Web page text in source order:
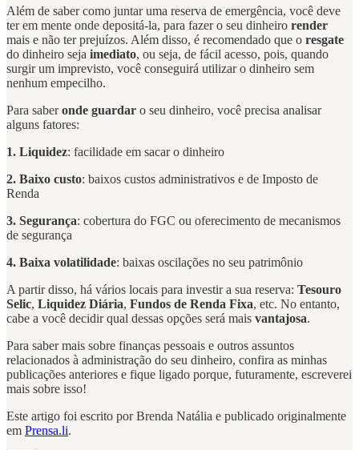
Além de saber como juntar uma reserva de emergência, você deve
ter em mente onde depositá-la, para fazer o seu dinheiro render
mais e não ter prejuízos. Além disso, é recomendado que o resgate
do dinheiro seja imediato, ou seja, de fácil acesso, pois, quando
surgir um imprevisto, você conseguirá utilizar o dinheiro sem
nenhum empecilho.
Para saberonde guardar o seu dinheiro, você precisa analisar
alguns fatores:
1. Liquidez: facilidade em sacar o dinheiro
2. Baixo custo: baixos custos administrativos e de Imposto de
Renda
3. Segurança: cobertura do FGC ou oferecimento de mecanismos
de segurança
4. Baixa volatilidade: baixas oscilações no seu patrimônio
A partir disso, há vários locais para investir a sua reserva: Tesouro
Selic, Liquidez Diária, Fundos de Renda Fixa, etc. No entanto,
cabe a você decidir qual dessas opções será mais vantajosa.
Para saber mais sobre finanças pessoais e outros assuntos
relacionados à administração do seu dinheiro, confira as minhas
publicações anteriores e fique ligado porque, futuramente, escreverei
mais sobre isso!
Este artigo foi escrito por Brenda Natália e publicado originalmente
em Prensa.li.